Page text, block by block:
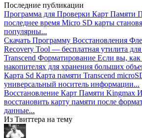
Последние публикации
Программа для Проверки Карт Памяти
последнее время Micro SD карты
популярны...
Скачать Программу Восстановления
Recovery Tool — бесплатная утилита для
Transcend Форматирование Если вы, как
накопителях для хранения больших
Карта Sd Карта памяти Transcend
универсальный носитель информации...
Восстановление Карт Памяти Kingmax
восстановить карту памяти после
данные...
Из Твиттера на тему